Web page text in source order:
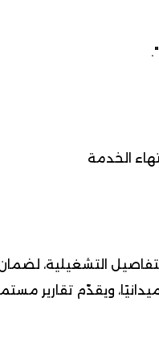
الخدمة
التشغيلية، لضمان
ويقدّم تقارير